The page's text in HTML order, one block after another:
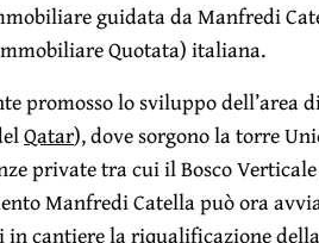
guidata da Manfredi
Quotata) italiana.
promosso lo sviluppo dell’area
Qatar), dove sorgono la torre
private tra cui il Bosco
Manfredi Catella può ora
in cantiere la riqualificazione